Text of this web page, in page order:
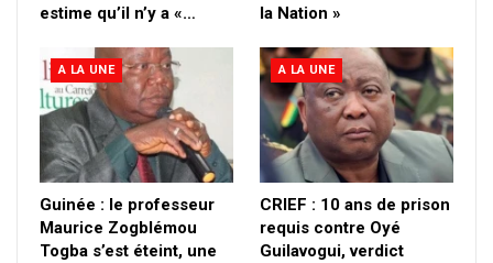
estime qu’il n’y a «…
la Nation »
A LA UNE
Guinée : le professeur
Maurice Zogblémou
Togba s’est éteint, une
A LA UNE
CRIEF : 10 ans de prison
requis contre Oyé
Guilavogui, verdict